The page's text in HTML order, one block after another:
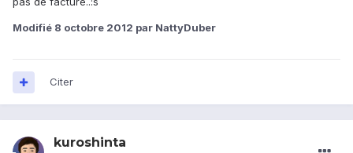
Modifié 8 octobre 2012 par NattyDuber
Citer
kuroshinta